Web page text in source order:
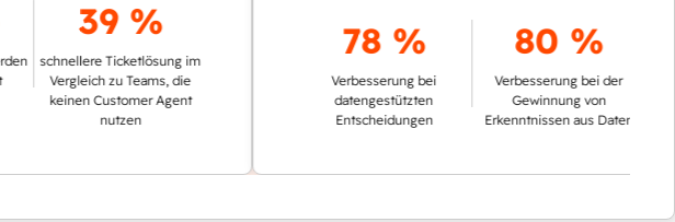
39 %
schnellere Ticketlösung im
Vergleich zu Teams, die
keinen Customer Agent
nutzen
78 %
Verbesserung bei
datengestützten
Entscheidungen
80 %
Verbesserung bei der
Gewinnung von
Erkenntnissen aus Daten